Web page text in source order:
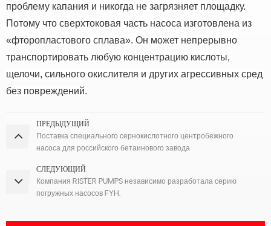
проблему капания и никогда не загрязняет площадку.
Потому что сверхтоковая часть насоса изготовлена из
«фторопластового сплава». Он может непрерывно
транспортировать любую концентрацию кислоты,
щелочи, сильного окислителя и других агрессивных сред
без повреждений.
ПРЕДЫДУЩИЙ
Поставка специального сернокислотного центробежного
насоса для российского бетаинового завода
СЛЕДУЮЩИЙ
Компания RISTER PUMPS независимо разработала серию
погружных насосов FYH.